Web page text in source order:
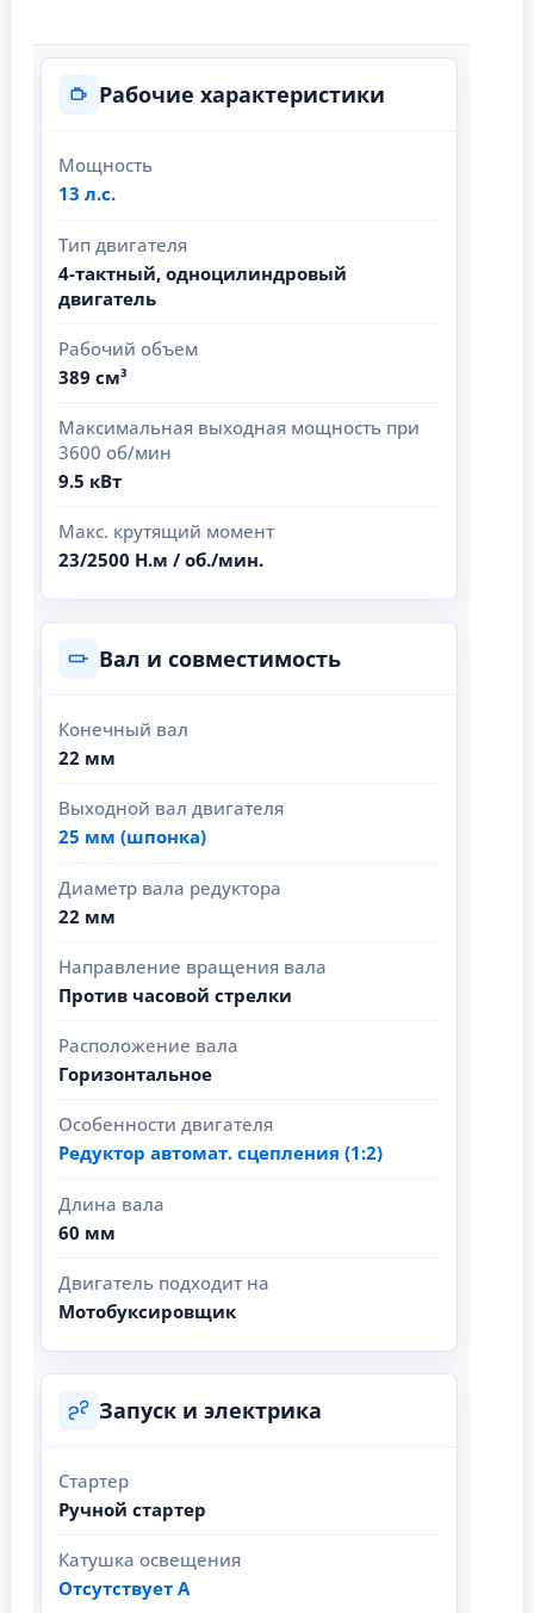
Рабочие характеристики
Мощность
13 л.с.
Тип двигателя
4-тактный, одноцилиндровый
двигатель
Рабочий объем
389 см³
Максимальная выходная мощность при
3600 об/мин
9.5 кВт
Макс. крутящий момент
23/2500 Н.м / об./мин.
Вал и совместимость
Конечный вал
22 мм
Выходной вал двигателя
25 мм (шпонка)
Диаметр вала редуктора
22 мм
Направление вращения вала
Против часовой стрелки
Расположение вала
Горизонтальное
Особенности двигателя
Редуктор автомат. сцепления (1:2)
Длина вала
60 мм
Двигатель подходит на
Мотобуксировщик
Запуск и электрика
Стартер
Ручной стартер
Катушка освещения
Отсутствует А